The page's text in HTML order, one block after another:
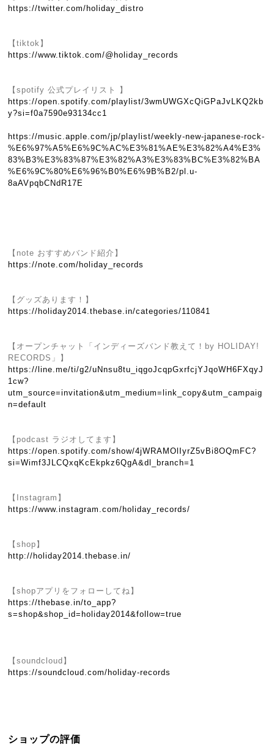
https://twitter.com/holiday_distro
【tiktok】
https://www.tiktok.com/@holiday_records
【spotify 公式プレイリスト 】
https://open.spotify.com/playlist/3wmUWGXcQiGPaJvLKQ2kb
y?si=f0a7590e93134cc1
https://music.apple.com/jp/playlist/weekly-new-japanese-rock-
%E6%97%A5%E6%9C%AC%E3%81%AE%E3%82%A4%E3%
83%B3%E3%83%87%E3%82%A3%E3%83%BC%E3%82%BA
%E6%9C%80%E6%96%B0%E6%9B%B2/pl.u-
8aAVpqbCNdR17E
【note おすすめバンド紹介】
https://note.com/holiday_records
【グッズあります！】
https://holiday2014.thebase.in/categories/110841
【オープンチャット「インディーズバンド教えて！by HOLIDAY!
RECORDS」】
https://line.me/ti/g2/uNnsu8tu_iqgoJcqpGxrfcjYJqoWH6FXqyJ
1cw?
utm_source=invitation&utm_medium=link_copy&utm_campaig
n=default
【podcast ラジオしてます】
https://open.spotify.com/show/4jWRAMOlIyrZ5vBi8OQmFC?
si=Wimf3JLCQxqKcEkpkz6QgA&dl_branch=1
【Instagram】
https://www.instagram.com/holiday_records/
【shop】
http://holiday2014.thebase.in/
【shopアプリをフォローしてね】
https://thebase.in/to_app?
s=shop&shop_id=holiday2014&follow=true
【soundcloud】
https://soundcloud.com/holiday-records
ショップの評価